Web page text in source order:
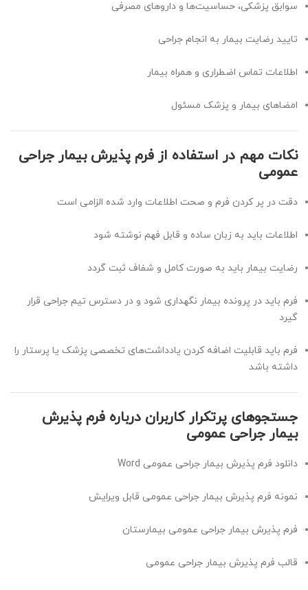
سوابق پزشکی، حساسیت‌ها و داروهای مصرفی
تایید رضایت بیمار به انجام جراحی
اطلاعات تماس اضطراری و همراه بیمار
امضاهای بیمار و پزشک مسئول
نکات مهم در استفاده از فرم پذیرش بیمار جراحی
عمومی
دقت در پر کردن فرم و صحت اطلاعات وارد شده الزامی است
اطلاعات باید به زبان ساده و قابل فهم نوشته شود
رضایت بیمار باید به صورت کامل و شفاف ثبت گردد
فرم باید در پرونده بیمار نگهداری شود و در دسترس تیم جراحی قرار
گیرد
فرم باید قابلیت اضافه کردن یادداشت‌های تخصصی پزشک یا پرستار را
داشته باشد
جستجوهای پرتکرار کاربران درباره فرم پذیرش
بیمار جراحی عمومی
دانلود فرم پذیرش بیمار جراحی عمومی Word
نمونه فرم پذیرش بیمار جراحی عمومی قابل ویرایش
فرم پذیرش بیمار جراحی عمومی بیمارستان
قالب فرم پذیرش بیمار جراحی عمومی